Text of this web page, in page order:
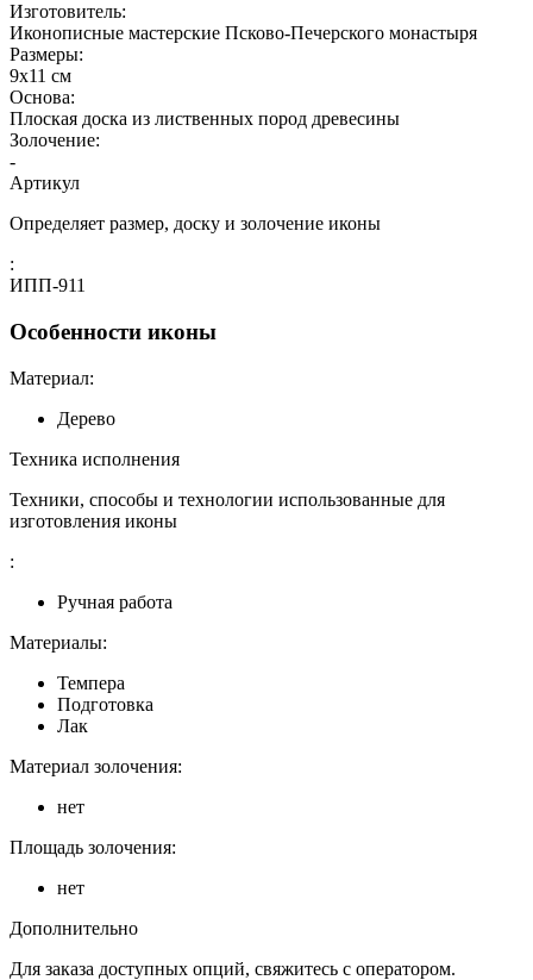
Изготовитель:
Иконописные мастерские Псково-Печерского монастыря
Размеры:
9х11 см
Основа:
Плоская доска из лиственных пород древесины
Золочение:
-
Артикул
Определяет размер, доску и золочение иконы
:
ИПП-911
Особенности иконы
Материал:
Дерево
Техника исполнения
Техники, способы и технологии использованные для
изготовления иконы
:
Ручная работа
Материалы:
Темпера
Подготовка
Лак
Материал золочения:
нет
Площадь золочения:
нет
Дополнительно
Для заказа доступных опций, свяжитесь с оператором.